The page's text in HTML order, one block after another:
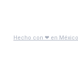
Hecho con ❤ en México